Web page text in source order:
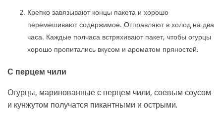
Крепко завязывают концы пакета и хорошо
перемешивают содержимое. Отправляют в холод на два
часа. Каждые полчаса встряхивают пакет, чтобы огурцы
хорошо пропитались вкусом и ароматом пряностей.
С перцем чили
Огурцы, маринованные с перцем чили, соевым соусом
и кунжутом получатся пикантными и острыми.